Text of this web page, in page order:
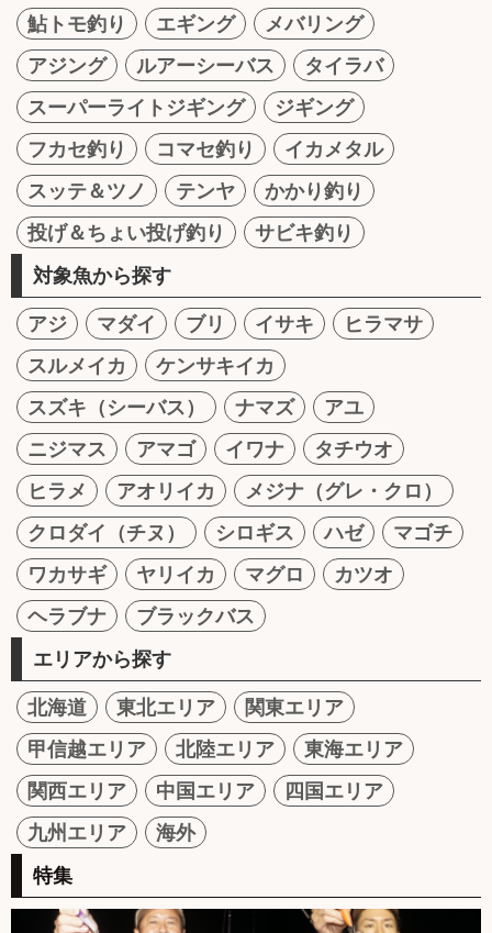
鮎トモ釣り
エギング
メバリング
アジング
ルアーシーバス
タイラバ
スーパーライトジギング
ジギング
フカセ釣り
コマセ釣り
イカメタル
スッテ＆ツノ
テンヤ
かかり釣り
投げ＆ちょい投げ釣り
サビキ釣り
対象魚から探す
アジ マダイ ブリ イサキ
ヒラマサ
スルメイカ
ケンサキイカ
スズキ（シーバス）
ナマズ
アユ
ニジマス
アマゴ イワナ
タチウオ
ヒラメ
アオリイカ
メジナ（グレ・クロ）
クロダイ（チヌ）
シロギス ハゼ
マゴチ
ワカサギ
ヤリイカ マグロ
カツオ
ヘラブナ
ブラックバス
エリアから探す
北海道 東北エリア
関東エリア
甲信越エリア
北陸エリア
東海エリア
関西エリア
中国エリア
四国エリア
九州エリア
海外
特集